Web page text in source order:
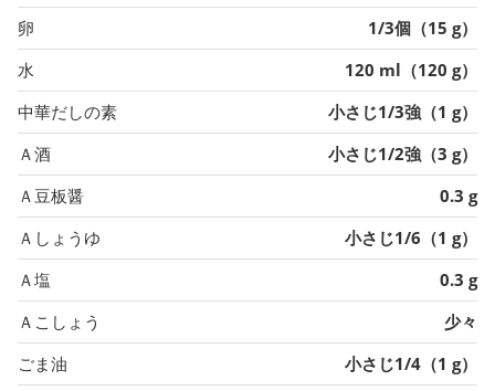
卵
1/3個（15 g）
水
120 ml（120 g）
中華だしの素
小さじ1/3強（1 g）
Ａ酒
小さじ1/2強（3 g）
Ａ豆板醤
0.3 g
Ａしょうゆ
小さじ1/6（1 g）
Ａ塩
0.3 g
Ａこしょう
少々
ごま油
小さじ1/4（1 g）